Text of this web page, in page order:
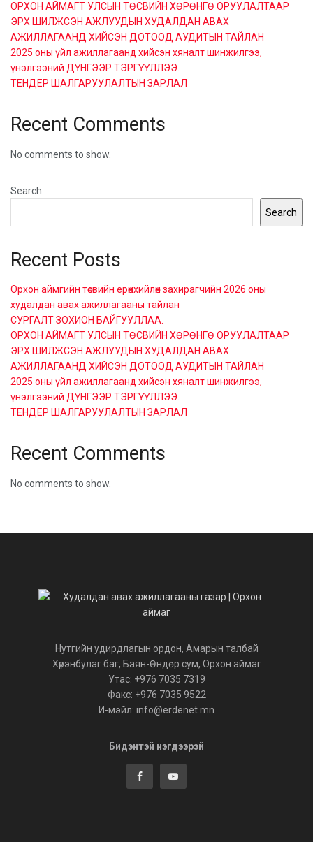
ОРХОН АЙМАГТ УЛСЫН ТӨСВИЙН ХӨРӨНГӨ ОРУУЛАЛТААР
ЭРХ ШИЛЖСЭН АЖЛУУДЫН ХУДАЛДАН АВАХ
АЖИЛЛАГААНД ХИЙСЭН ДОТООД АУДИТЫН ТАЙЛАН
2025 оны үйл ажиллагаанд хийсэн хяналт шинжилгээ,
үнэлгээний ДҮНГЭЭР ТЭРГҮҮЛЛЭЭ.
ТЕНДЕР ШАЛГАРУУЛАЛТЫН ЗАРЛАЛ
Recent Comments
No comments to show.
Search
Search
Recent Posts
Орхон аймгийн төсвийн ерөнхийлөн захирагчийн 2026 оны
худалдан авах ажиллагааны тайлан
СУРГАЛТ ЗОХИОН БАЙГУУЛЛАА.
ОРХОН АЙМАГТ УЛСЫН ТӨСВИЙН ХӨРӨНГӨ ОРУУЛАЛТААР
ЭРХ ШИЛЖСЭН АЖЛУУДЫН ХУДАЛДАН АВАХ
АЖИЛЛАГААНД ХИЙСЭН ДОТООД АУДИТЫН ТАЙЛАН
2025 оны үйл ажиллагаанд хийсэн хяналт шинжилгээ,
үнэлгээний ДҮНГЭЭР ТЭРГҮҮЛЛЭЭ.
ТЕНДЕР ШАЛГАРУУЛАЛТЫН ЗАРЛАЛ
Recent Comments
No comments to show.
Нутгийн удирдлагын ордон, Амарын талбай
Хүрэнбулаг баг, Баян-Өндөр сум, Орхон аймаг
Утас: +976 7035 7319
Факс: +976 7035 9522
И-мэйл: info@erdenet.mn
Бидэнтэй нэгдээрэй